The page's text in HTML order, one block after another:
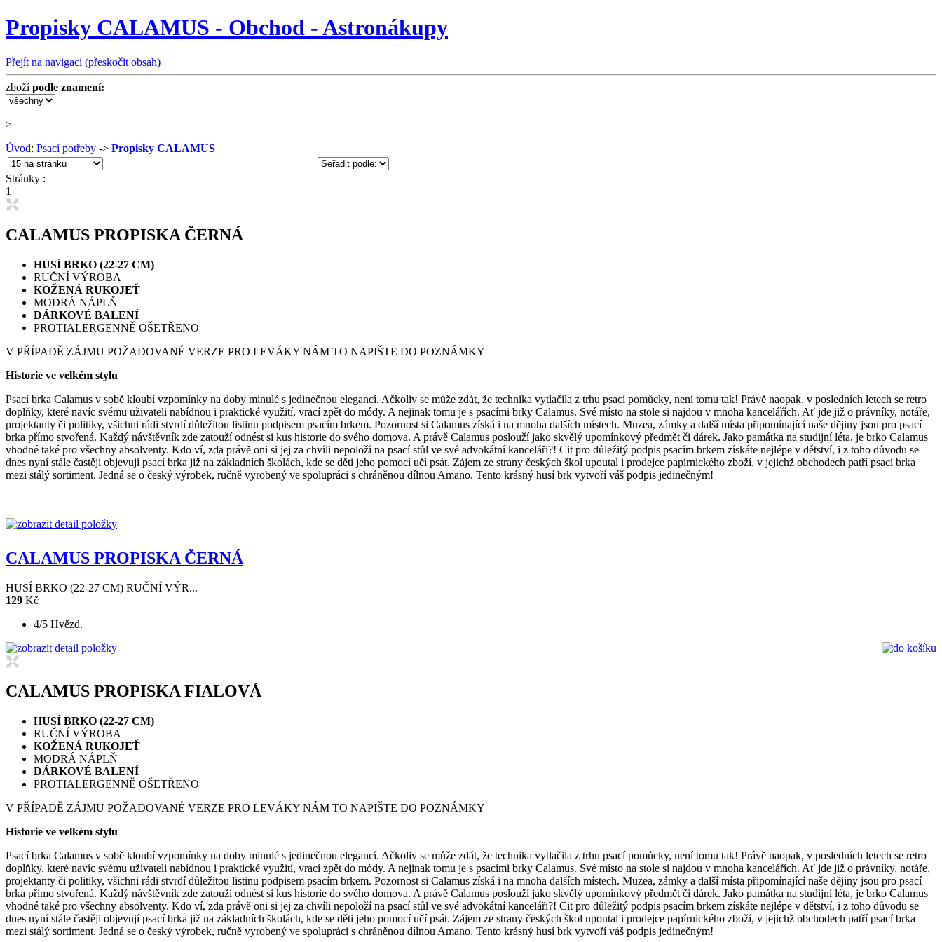
Propisky CALAMUS - Obchod - Astronákupy
Přejít na navigaci (přeskočit obsah)
zbožípodle znamení:
>
Úvod: Psací potřeby -> Propisky CALAMUS
Stránky :
1
CALAMUS PROPISKA ČERNÁ
HUSÍ BRKO (22-27 CM)
RUČNÍ VÝROBA
KOŽENÁ RUKOJEŤ
MODRÁ NÁPLŇ
DÁRKOVÉ BALENÍ
PROTIALERGENNĚ OŠETŘENO
V PŘÍPADĚ ZÁJMU POŽADOVANÉ VERZE PRO LEVÁKY NÁM TO NAPIŠTE DO POZNÁMKY
Historie ve velkém stylu
Psací brka Calamus v sobě kloubí vzpomínky na doby minulé s jedinečnou elegancí. Ačkoliv se může zdát, že technika vytlačila z trhu psací pomůcky, není tomu tak! Právě naopak, v posledních letech se retro
doplňky, které navíc svému uživateli nabídnou i praktické využití, vrací zpět do módy. A nejinak tomu je s psacími brky Calamus. Své místo na stole si najdou v mnoha kancelářích. Ať jde již o právníky, notáře,
projektanty či politiky, všichni rádi stvrdí důležitou listinu podpisem psacím brkem. Pozornost si Calamus získá i na mnoha dalších místech. Muzea, zámky a další místa připomínající naše dějiny jsou pro psací
brka přímo stvořená. Každý návštěvník zde zatouží odnést si kus historie do svého domova. A právě Calamus poslouží jako skvělý upomínkový předmět či dárek. Jako památka na studijní léta, je brko Calamus
vhodné také pro všechny absolventy. Kdo ví, zda právě oni si jej za chvíli nepoloží na psací stůl ve své advokátní kanceláři?! Cit pro důležitý podpis psacím brkem získáte nejlépe v dětství, i z toho důvodu se
dnes nyní stále častěji objevují psací brka již na základních školách, kde se děti jeho pomocí učí psát. Zájem ze strany českých škol upoutal i prodejce papírnického zboží, v jejichž obchodech patří psací brka
mezi stálý sortiment. Jedná se o český výrobek, ručně vyrobený ve spolupráci s chráněnou dílnou Amano. Tento krásný husí brk vytvoří váš podpis jedinečným!
CALAMUS PROPISKA ČERNÁ
HUSÍ BRKO (22-27 CM) RUČNÍ VÝR...
129 Kč
4/5 Hvězd.
CALAMUS PROPISKA FIALOVÁ
HUSÍ BRKO (22-27 CM)
RUČNÍ VÝROBA
KOŽENÁ RUKOJEŤ
MODRÁ NÁPLŇ
DÁRKOVÉ BALENÍ
PROTIALERGENNĚ OŠETŘENO
V PŘÍPADĚ ZÁJMU POŽADOVANÉ VERZE PRO LEVÁKY NÁM TO NAPIŠTE DO POZNÁMKY
Historie ve velkém stylu
Psací brka Calamus v sobě kloubí vzpomínky na doby minulé s jedinečnou elegancí. Ačkoliv se může zdát, že technika vytlačila z trhu psací pomůcky, není tomu tak! Právě naopak, v posledních letech se retro
doplňky, které navíc svému uživateli nabídnou i praktické využití, vrací zpět do módy. A nejinak tomu je s psacími brky Calamus. Své místo na stole si najdou v mnoha kancelářích. Ať jde již o právníky, notáře,
projektanty či politiky, všichni rádi stvrdí důležitou listinu podpisem psacím brkem. Pozornost si Calamus získá i na mnoha dalších místech. Muzea, zámky a další místa připomínající naše dějiny jsou pro psací
brka přímo stvořená. Každý návštěvník zde zatouží odnést si kus historie do svého domova. A právě Calamus poslouží jako skvělý upomínkový předmět či dárek. Jako památka na studijní léta, je brko Calamus
vhodné také pro všechny absolventy. Kdo ví, zda právě oni si jej za chvíli nepoloží na psací stůl ve své advokátní kanceláři?! Cit pro důležitý podpis psacím brkem získáte nejlépe v dětství, i z toho důvodu se
dnes nyní stále častěji objevují psací brka již na základních školách, kde se děti jeho pomocí učí psát. Zájem ze strany českých škol upoutal i prodejce papírnického zboží, v jejichž obchodech patří psací brka
mezi stálý sortiment. Jedná se o český výrobek, ručně vyrobený ve spolupráci s chráněnou dílnou Amano. Tento krásný husí brk vytvoří váš podpis jedinečným!